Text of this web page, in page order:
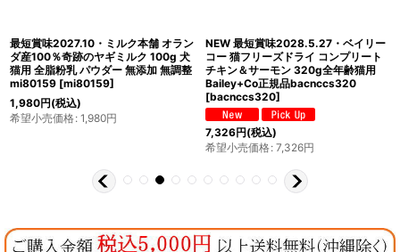
最短賞味2027.10・ミルク本舗 オラン
ダ産100％奇跡のヤギミルク 100g 犬
猫用 全脂粉乳 パウダー 無添加 無調整
mi80159 [mi80159]
1,980円(税込)
希望小売価格: 1,980円
NEW 最短賞味2028.5.27・ベイリー
コー 猫フリーズドライ コンプリート
チキン＆サーモン 320g全年齢猫用
Bailey+Co正規品bacnccs320
[bacnccs320]
7,326円(税込)
希望小売価格: 7,326円